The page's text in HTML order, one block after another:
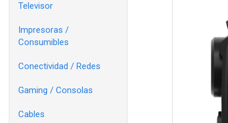
Televisor
Impresoras /
Consumibles
Conectividad / Redes
Gaming / Consolas
Cables